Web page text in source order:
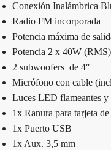
Conexión Inalámbrica
Radio FM incorporada
Potencia máxima de
Potencia 2 x 40W
2 subwoofers de 4″
Micrófono con cable
Luces LED flameantes y
1x Ranura para tarjeta
1x Puerto USB
1x Aux. 3,5 mm